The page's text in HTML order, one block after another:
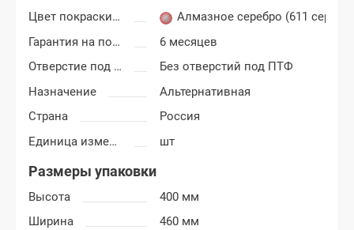
Цвет покраски Лада Гранта
Алмазное серебро (611
Гарантия на покраску
6 месяцев
Отверстие под ПТФ
Без отверстий под ПТФ
Назначение
Альтернативная
Страна
Россия
Единица измерения
шт
Размеры упаковки
Высота
400 мм
Ширина
460 мм